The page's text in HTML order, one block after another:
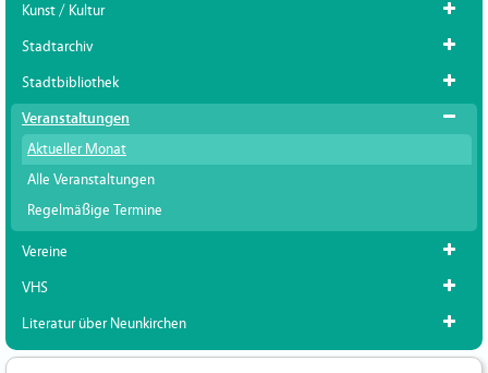
Kunst / Kultur
Stadtarchiv
Stadtbibliothek
Veranstaltungen
Aktueller Monat
Alle Veranstaltungen
Regelmäßige Termine
Vereine
VHS
Literatur über Neunkirchen